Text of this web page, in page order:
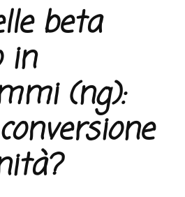
beta
in
(ng):